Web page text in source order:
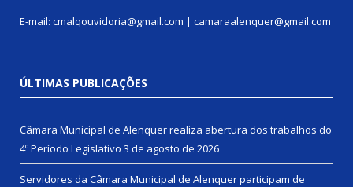
E-mail: cmalqouvidoria@gmail.com | camaraalenquer@gmail.com
ÚLTIMAS PUBLICAÇÕES
Câmara Municipal de Alenquer realiza abertura dos trabalhos do
4º Período Legislativo 3 de agosto de 2026
Servidores da Câmara Municipal de Alenquer participam de